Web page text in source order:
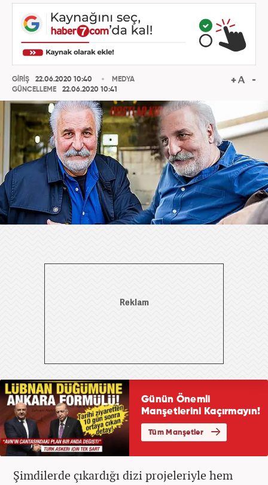
GİRİŞ
22.06.2020 10:40
GÜNCELLEME
22.06.2020 10:41
MEDYA
Şimdilerde çıkardığı dizi projeleriyle hem